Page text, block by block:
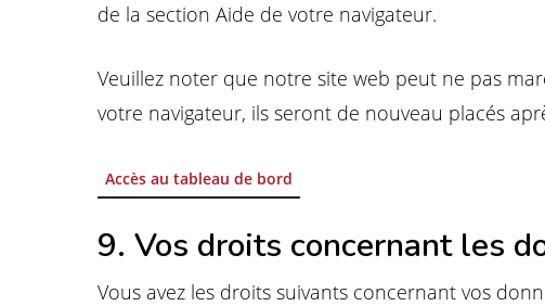
de la section Aide de votre navigateur.
Veuillez noter que notre site web peut ne pas
votre navigateur, ils seront de nouveau placés
Accès au tableau de bord
9. Vos droits concernant les
Vous avez les droits suivants concernant vos